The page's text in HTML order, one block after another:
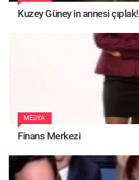
Kuzey Güney in annesi çıplak!
MEDYA
Finans Merkezi